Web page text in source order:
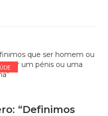
“Definimos